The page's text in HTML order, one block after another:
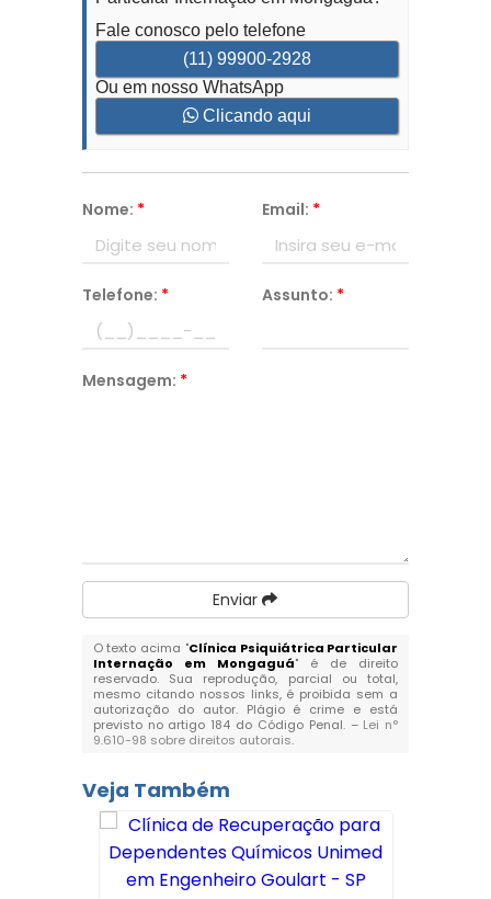
Fale conosco pelo telefone
(11) 99900-2928
Ou em nosso WhatsApp
Clicando aqui
Nome: * Email: *
Telefone: * Assunto: *
Mensagem: *
Enviar
O texto acima "Clínica Psiquiátrica Particular
Internação em Mongaguá" é de direito
reservado. Sua reprodução, parcial ou total,
mesmo citando nossos links, é proibida sem a
autorização do autor. Plágio é crime e está
previsto no artigo 184 do Código Penal. – Lei n°
9.610-98 sobre direitos autorais.
Veja Também